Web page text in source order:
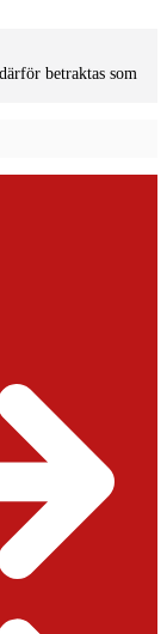
betraktas som